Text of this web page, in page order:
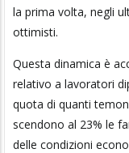
la prima volta, negli
ottimisti.
Questa dinamica è
relativo a lavoratori
quota di quanti
scendono al 23% le
delle condizioni